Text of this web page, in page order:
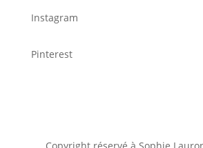
Instagram
Pinterest